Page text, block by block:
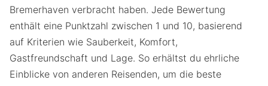
Bremerhaven verbracht haben. Jede Bewertung
enthält eine Punktzahl zwischen 1 und 10, basierend
auf Kriterien wie Sauberkeit, Komfort,
Gastfreundschaft und Lage. So erhältst du ehrliche
Einblicke von anderen Reisenden, um die beste